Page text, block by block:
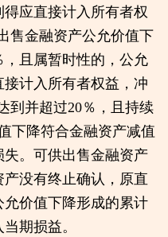
应直接计入所有者权
售金融资产公允价值下
且属暂时性的，公允
计入所有者权益，冲
到并超过20％，且持续
下降符合金融资产减值
。可供出售金融资产
没有终止确认，原直
价值下降形成的累计
期损益。